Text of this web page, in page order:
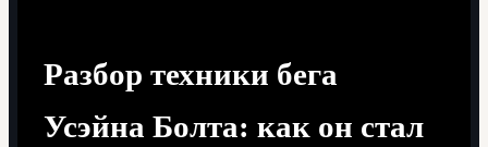
Разбор техники бега
Усэйна Болта: как он стал